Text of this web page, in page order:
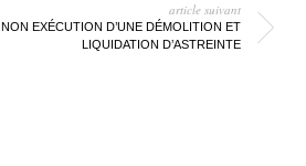
article suivant
NON EXÉCUTION D’UNE DÉMOLITION ET
LIQUIDATION D’ASTREINTE